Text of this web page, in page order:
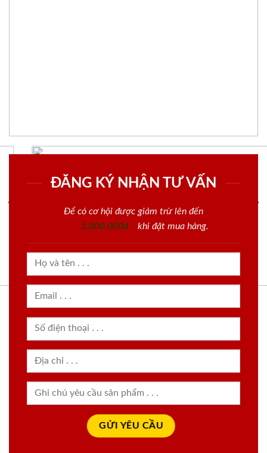
ĐĂNG KÝ NHẬN TƯ VẤN
Để có cơ hội được giảm trừ lên đến
1.000.000đ
khi đặt mua hàng.